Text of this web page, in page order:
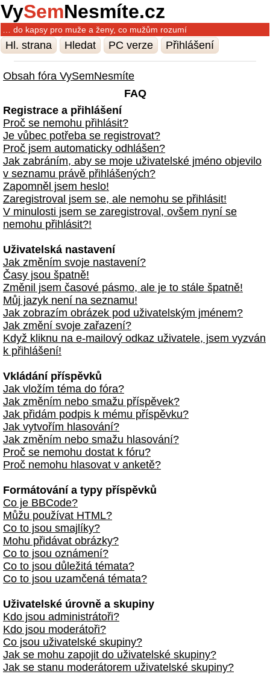
VySemNesmíte.cz
… do kapsy pro muže a ženy, co mužům rozumí
Hl. strana Hledat PC verze Přihlášení
Obsah fóra VySemNesmíte
FAQ
Registrace a přihlášení
Proč se nemohu přihlásit?
Je vůbec potřeba se registrovat?
Proč jsem automaticky odhlášen?
Jak zabráním, aby se moje uživatelské jméno objevilo
v seznamu právě přihlášených?
Zapomněl jsem heslo!
Zaregistroval jsem se, ale nemohu se přihlásit!
V minulosti jsem se zaregistroval, ovšem nyní se
nemohu přihlásit?!
Uživatelská nastavení
Jak změním svoje nastavení?
Časy jsou špatně!
Změnil jsem časové pásmo, ale je to stále špatně!
Můj jazyk není na seznamu!
Jak zobrazím obrázek pod uživatelským jménem?
Jak změní svoje zařazení?
Když kliknu na e-mailový odkaz uživatele, jsem vyzván
k přihlášení!
Vkládání příspěvků
Jak vložím téma do fóra?
Jak změním nebo smažu příspěvek?
Jak přidám podpis k mému příspěvku?
Jak vytvořím hlasování?
Jak změním nebo smažu hlasování?
Proč se nemohu dostat k fóru?
Proč nemohu hlasovat v anketě?
Formátování a typy příspěvků
Co je BBCode?
Můžu používat HTML?
Co to jsou smajlíky?
Mohu přidávat obrázky?
Co to jsou oznámení?
Co to jsou důležitá témata?
Co to jsou uzamčená témata?
Uživatelské úrovně a skupiny
Kdo jsou administrátoři?
Kdo jsou moderátoři?
Co jsou uživatelské skupiny?
Jak se mohu zapojit do uživatelské skupiny?
Jak se stanu moderátorem uživatelské skupiny?